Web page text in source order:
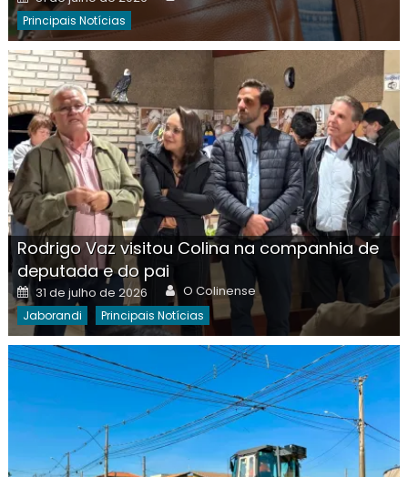
on
Principais Notícias
Rodrigo Vaz visitou Colina na companhia de
deputada e do pai
Posted
on
31 de julho de 2026 Author
O Colinense
Jaborandi Principais Notícias